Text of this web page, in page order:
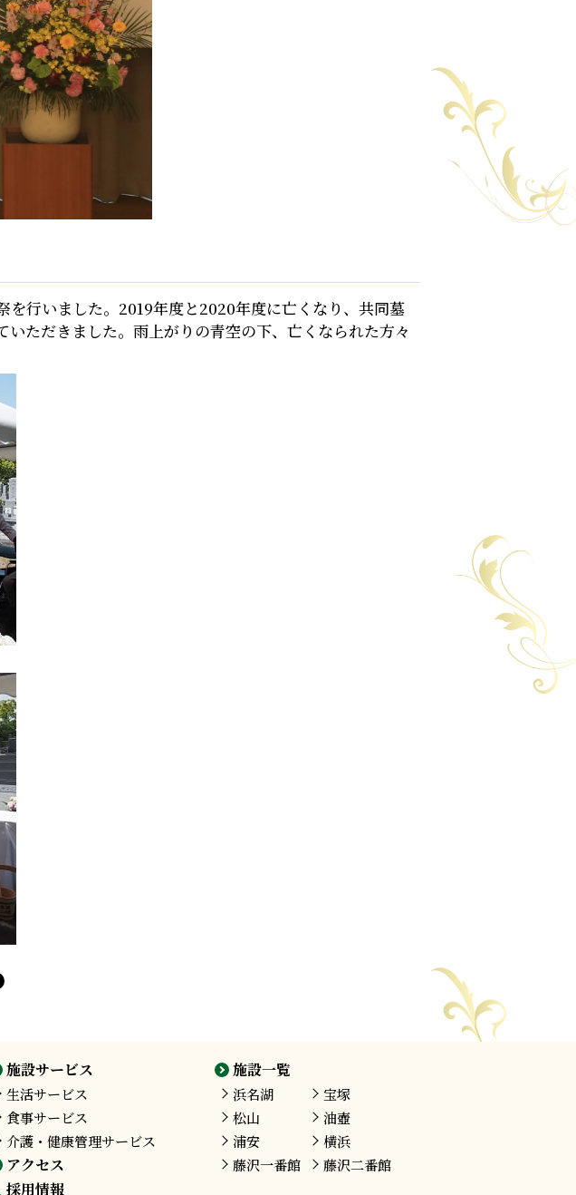
行いました。2019年度と2020年度に亡くなり、共同墓
ただきました。雨上がりの青空の下、亡くなられた方々
施設サービス
生活サービス
食事サービス
介護・健康管理サービス
アクセス
採用情報
施設一覧
浜名湖
宝塚
松山
油壺
浦安
横浜
藤沢一番館 藤沢二番館